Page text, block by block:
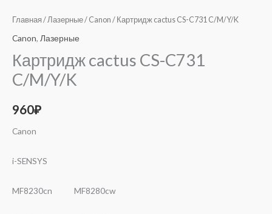
Главная / Лазерные/ Canon / Картридж cactus CS-C731 C/M/Y/K
Canon, Лазерные
Картридж cactus CS-C731
C/M/Y/K
960₽
Canon
i-SENSYS
MF8230cn MF8280cw